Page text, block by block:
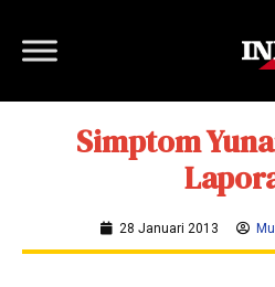
Simptom
28 Januari 2013